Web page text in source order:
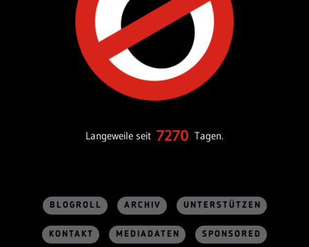
Langeweile seit 7270 Tagen.
BLOGROLL ARCHIV UNTERSTÜTZEN
KONTAKT MEDIADATEN SPONSORED